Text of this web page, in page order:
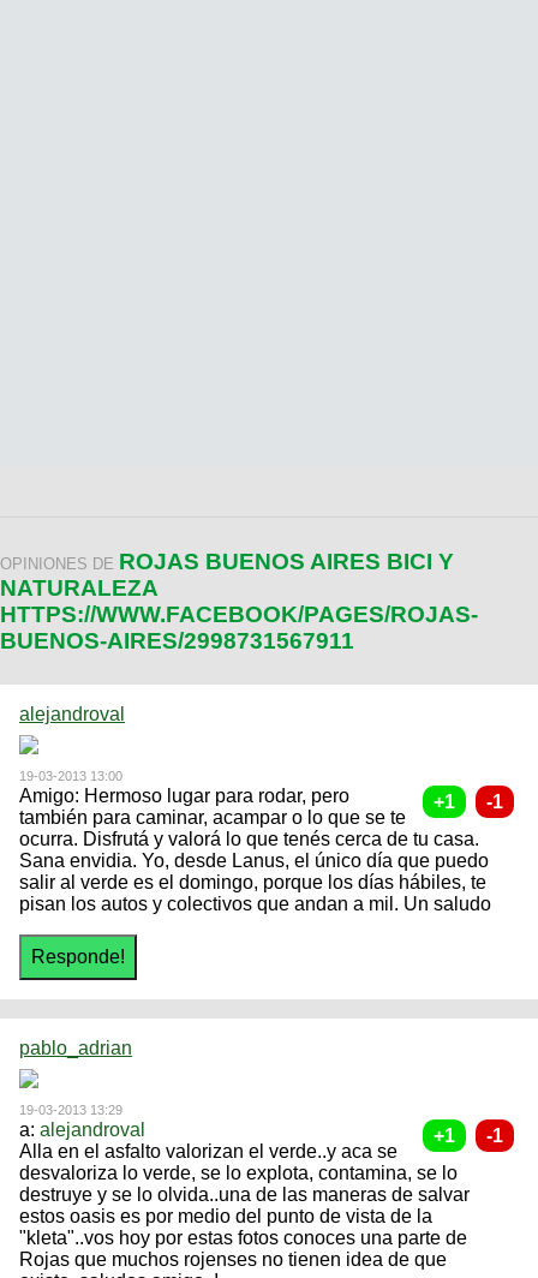
OPINIONES DE ROJAS BUENOS AIRES BICI Y
NATURALEZA
HTTPS://WWW.FACEBOOK/PAGES/ROJAS-
BUENOS-AIRES/2998731567911
alejandroval
19-03-2013 13:00
Amigo: Hermoso lugar para rodar, pero
también para caminar, acampar o lo que se te
ocurra. Disfrutá y valorá lo que tenés cerca de tu casa.
Sana envidia. Yo, desde Lanus, el único día que puedo
salir al verde es el domingo, porque los días hábiles, te
pisan los autos y colectivos que andan a mil. Un saludo
pablo_adrian
19-03-2013 13:29
a: alejandroval
Alla en el asfalto valorizan el verde..y aca se
desvaloriza lo verde, se lo explota, contamina, se lo
destruye y se lo olvida..una de las maneras de salvar
estos oasis es por medio del punto de vista de la
"kleta"..vos hoy por estas fotos conoces una parte de
Rojas que muchos rojenses no tienen idea de que